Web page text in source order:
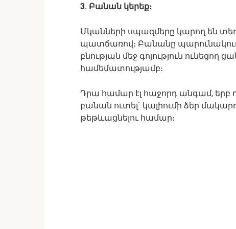
3. Բանան կերեք։
Մկանների սպազմերը կարող են
պատճառով։ Բանանը
բնության մեջ գոյություն ունեցող
համեմատությամբ։
Դրա համար էլ հաջորդ անգամ, երբ
բանան ուտել` կալիումի ձեր
թեթևացնելու համար։